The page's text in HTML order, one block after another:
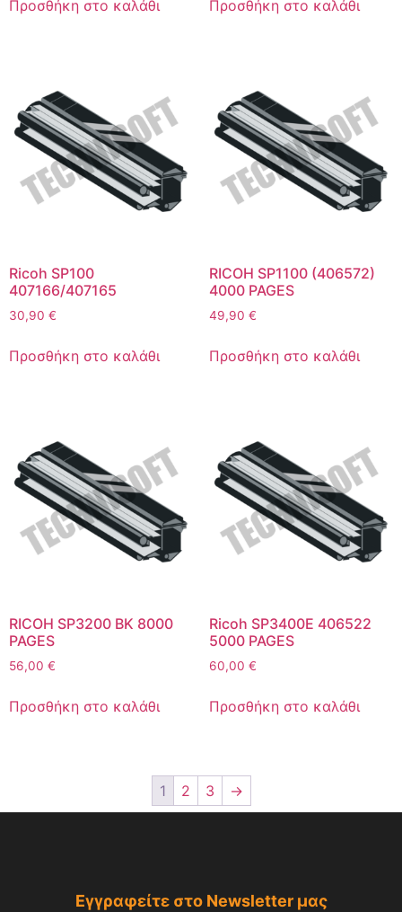
Προσθήκη στο καλάθι Προσθήκη στο καλάθι
Ricoh SP100
407166/407165
30,90 €
Προσθήκη στο καλάθι
RICOH SP1100 (406572)
4000 PAGES
49,90 €
Προσθήκη στο καλάθι
RICOH SP3200 BK 8000
PAGES
56,00 €
Προσθήκη στο καλάθι
Ricoh SP3400E 406522
5000 PAGES
60,00 €
Προσθήκη στο καλάθι
1 2 3 →
Εγγραφείτε στο Newsletter μας